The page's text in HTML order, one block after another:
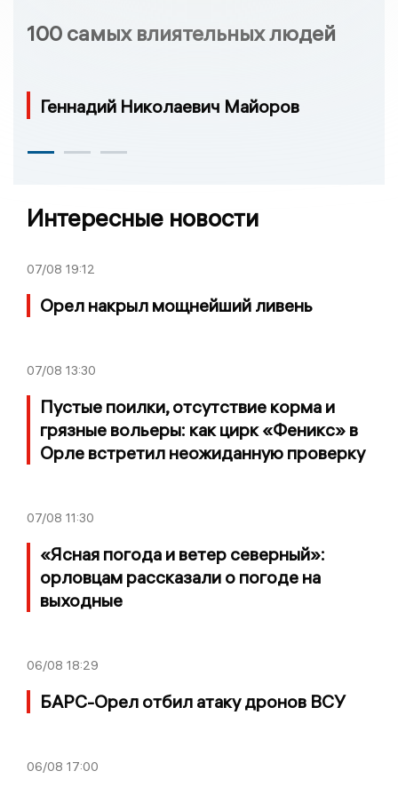
100 самых влиятельных людей
Геннадий Николаевич Майоров
Интересные новости
07/08 19:12
Орел накрыл мощнейший ливень
07/08 13:30
Пустые поилки, отсутствие корма и
грязные вольеры: как цирк «Феникс» в
Орле встретил неожиданную проверку
07/08 11:30
«Ясная погода и ветер северный»:
орловцам рассказали о погоде на
выходные
06/08 18:29
БАРС-Орел отбил атаку дронов ВСУ
06/08 17:00